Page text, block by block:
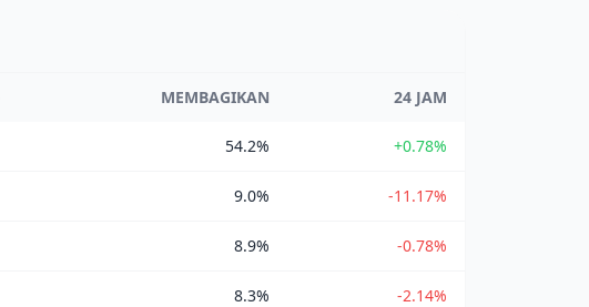
MEMBAGIKAN 24 JAM
54.2% +0.78%
9.0% -11.17%
8.9% -0.78%
8.3% -2.14%